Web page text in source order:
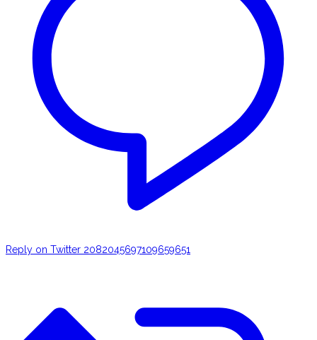
Reply on Twitter 2082045697109659651